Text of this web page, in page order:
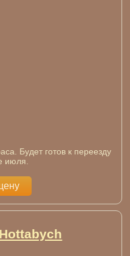
Будет готов к переезду
июля.